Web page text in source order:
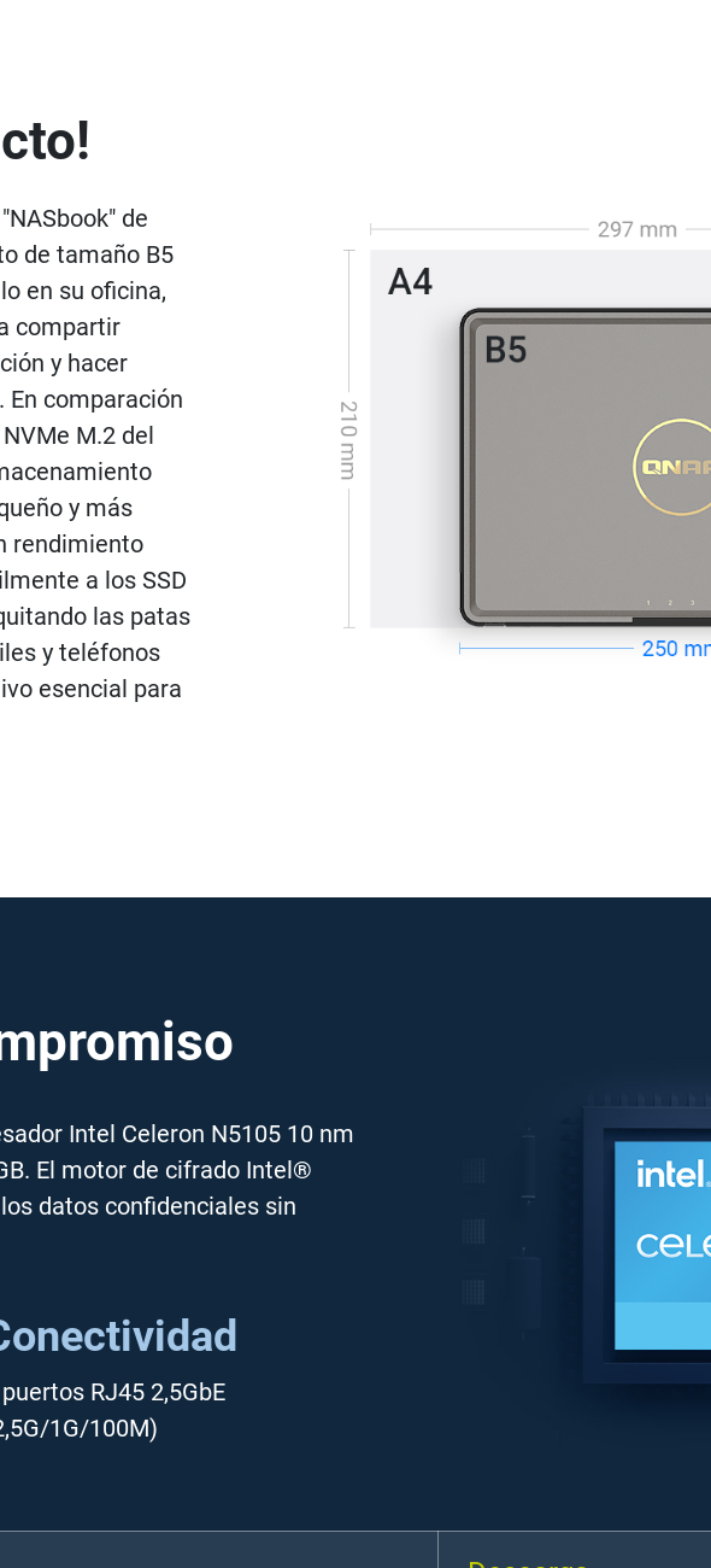
de
de tamaño B5
en su oficina,
compartir
y hacer
En comparación
M.2 del
y más
rendimiento
a los SSD
las patas
y teléfonos
esencial para
Intel Celeron N5105 10 nm
El motor de cifrado Intel®
datos confidenciales sin
RJ45 2,5GbE
1G/100M)